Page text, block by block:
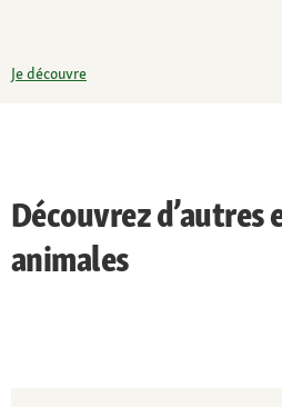
Je découvre
Découvrez d’autres
animales